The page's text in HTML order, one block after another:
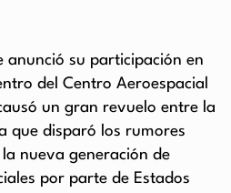
anunció su participación en
del Centro Aeroespacial
un gran revuelo entre la
que disparó los rumores
nueva generación de
por parte de Estados